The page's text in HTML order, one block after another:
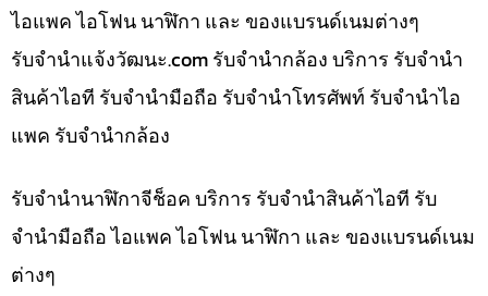
ไอแพค ไอโฟน นาฬิกา และ ของแบรนด์เนมต่างๆ
รับจํานําแจ้งวัฒนะ.com รับจำนำกล้อง บริการ รับจำนำ
สินค้าไอที รับจำนำมือถือ รับจำนำโทรศัพท์ รับจำนำไอ
แพค รับจำนำกล้อง
รับจำนำนาฬิกาจีช็อค บริการ รับจำนำสินค้าไอที รับ
จำนำมือถือ ไอแพค ไอโฟน นาฬิกา และ ของแบรนด์เนม
ต่างๆ